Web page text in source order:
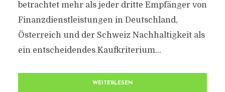
betrachtet mehr als jeder dritte Empfänger von
Finanzdienstleistungen in Deutschland,
Österreich und der Schweiz Nachhaltigkeit als
ein entscheidendes Kaufkriterium...
WEITERLESEN